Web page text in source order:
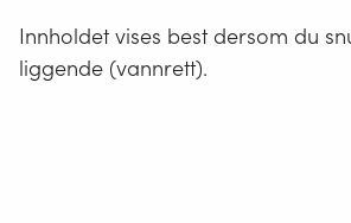
Innholdet vises best dersom du
liggende (vannrett).